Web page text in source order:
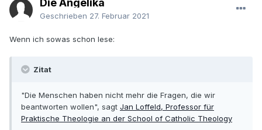
würde den Menschen durch manche Strukturen oder
Lehren systematisch den Weg zu Jesus versperren. Doch
Keiner wird aus der Hl. Messe geschmissen, keiner aus dem
Es geht nur um Jesus. Nur, nur, nur. Und sein Name wird
Die Angelika
Geschrieben 27. Februar 2021
Wenn ich sowas schon lese:
Zitat
"Die Menschen haben nicht mehr die Fragen, die wir
beantworten wollen", sagt Jan Loffeld, Professor für
Praktische Theologie an der School of Catholic Theology